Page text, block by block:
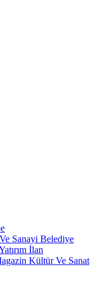
Sanayi Belediye
İlan
Kültür Ve Sanat